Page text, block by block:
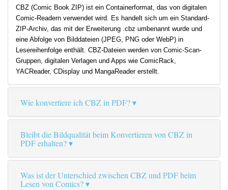
CBZ (Comic Book ZIP) ist ein Containerformat, das von digitalen
Comic-Readern verwendet wird. Es handelt sich um ein Standard-
ZIP-Archiv, das mit der Erweiterung .cbz umbenannt wurde und
eine Abfolge von Bilddateien (JPEG, PNG oder WebP) in
Lesereihenfolge enthält. CBZ-Dateien werden von Comic-Scan-
Gruppen, digitalen Verlagen und Apps wie ComicRack,
YACReader, CDisplay und MangaReader erstellt.
Wie konvertiere ich CBZ in PDF?
Bleibt die Bildqualität beim Konvertieren von CBZ in
PDF erhalten?
Was ist der Unterschied zwischen CBZ und PDF beim
Lesen von Comics?